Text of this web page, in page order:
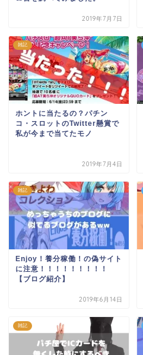
2019年7月7日
雑記
ホントに当たるの？パチン
コ・スロットのTwitter懸賞で
私が今まで当てたモノ
2019年7月4日
雑記
Enjoy！養分稼働！の偽サイト
に注意！！！！！！！！！
【ブログ紹介】
2019年6月14日
雑記